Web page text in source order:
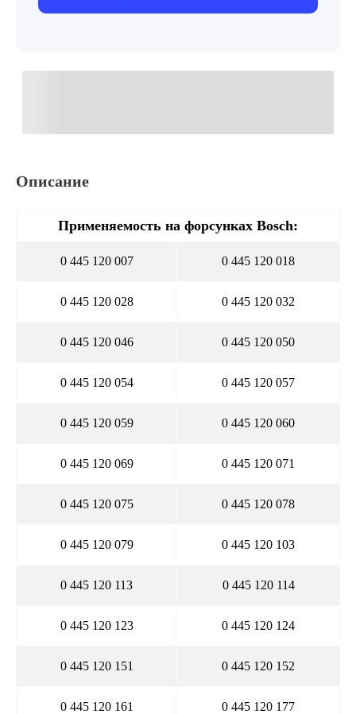
Описание
Применяемость на форсунках Bosch:
0 445 120 007 0 445 120 018
0 445 120 028 0 445 120 032
0 445 120 046 0 445 120 050
0 445 120 054 0 445 120 057
0 445 120 059 0 445 120 060
0 445 120 069 0 445 120 071
0 445 120 075 0 445 120 078
0 445 120 079 0 445 120 103
0 445 120 113 0 445 120 114
0 445 120 123 0 445 120 124
0 445 120 151 0 445 120 152
0 445 120 161 0 445 120 177